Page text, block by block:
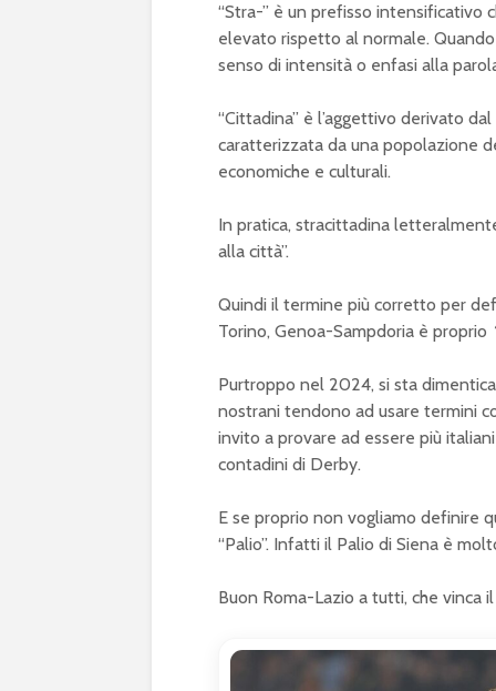
“Stra-” è un prefisso intensificativo
elevato rispetto al normale.
senso di intensità o enfasi alla
“Cittadina” è l’aggettivo derivato
caratterizzata da una popolazione
economiche e culturali.
In pratica, stracittadina
alla città”.
Quindi il termine più corretto per
Torino, Genoa-Sampdoria è proprio
Purtroppo nel 2024, si sta
nostrani tendono ad usare termini
invito a provare ad essere più
contadini di Derby.
E se proprio non vogliamo definire
“Palio”. Infatti il Palio di Siena è
Buon Roma-Lazio a tutti, che vinca